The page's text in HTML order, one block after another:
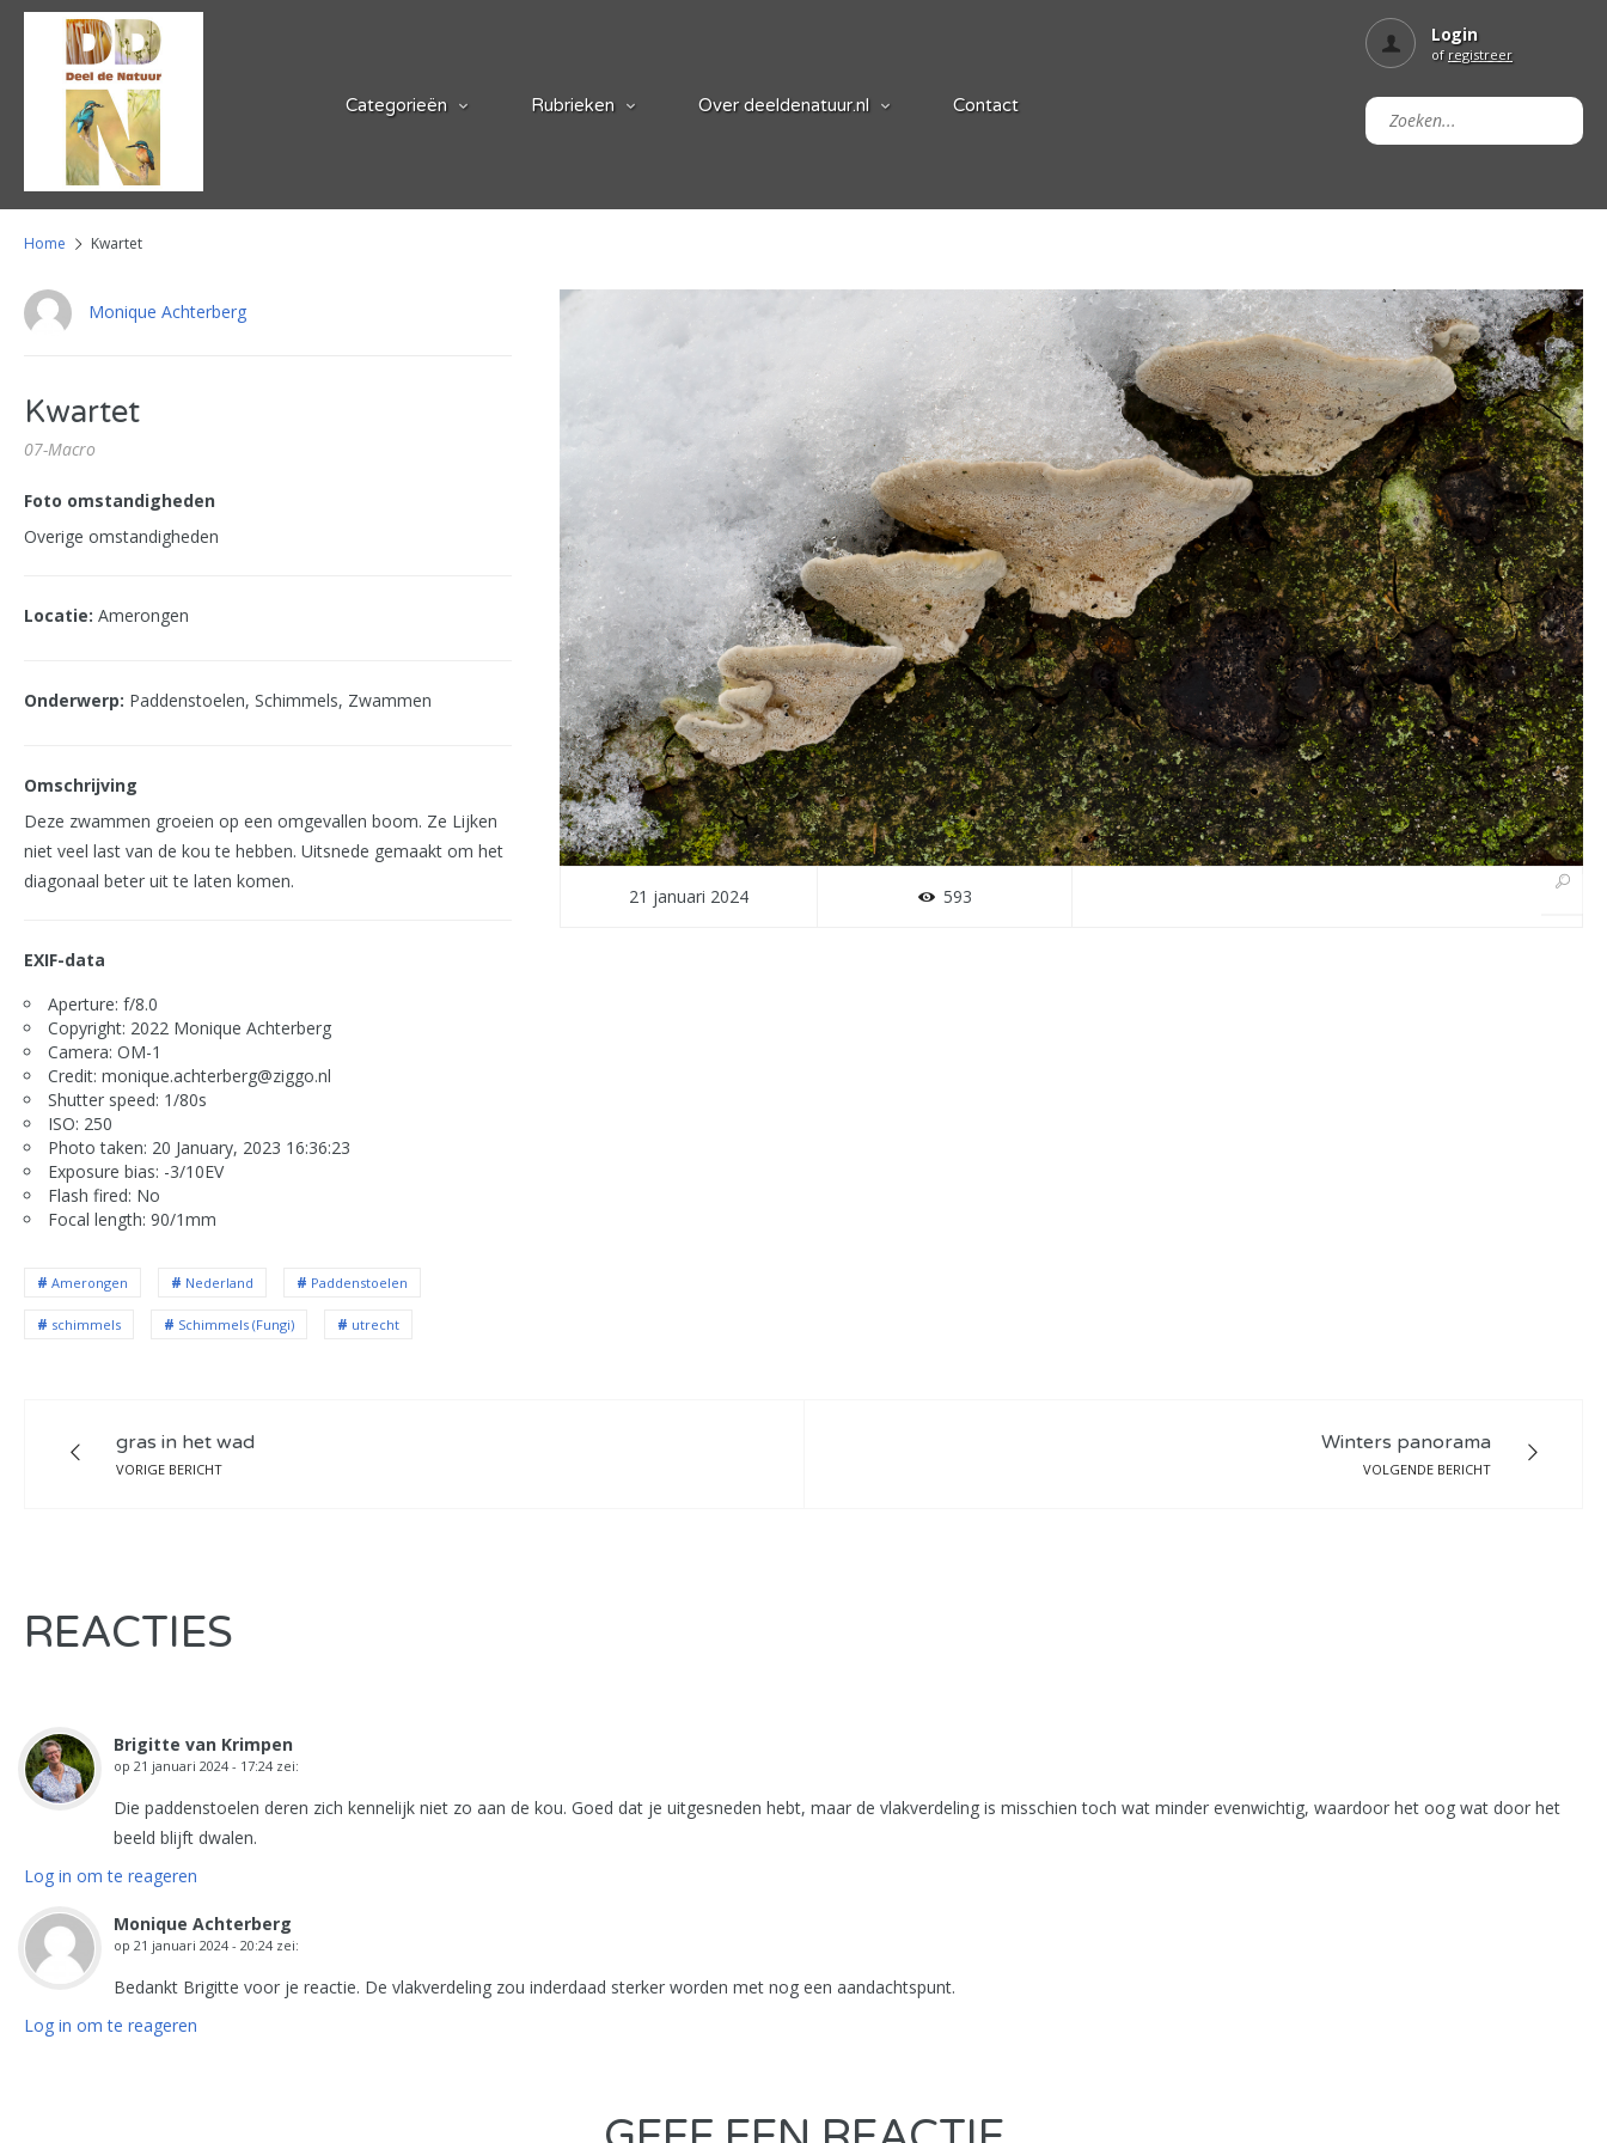
Categorieën Rubrieken Over deeldenatuur.nl Contact
Login
of registreer
Home Kwartet
Monique Achterberg
Kwartet
07-Macro
Foto omstandigheden
Overige omstandigheden
Locatie: Amerongen
Onderwerp: Paddenstoelen, Schimmels, Zwammen
Omschrijving
Deze zwammen groeien op een omgevallen boom. Ze Lijken
niet veel last van de kou te hebben. Uitsnede gemaakt om het
diagonaal beter uit te laten komen.
EXIF-data
Aperture: f/8.0
Copyright: 2022 Monique Achterberg
Camera: OM-1
Credit: monique.achterberg@ziggo.nl
Shutter speed: 1/80s
ISO: 250
Photo taken: 20 January, 2023 16:36:23
Exposure bias: -3/10EV
Flash fired: No
Focal length: 90/1mm
Amerongen Nederland Paddenstoelen
schimmels Schimmels (Fungi) utrecht
21 januari 2024 593
gras in het wad
VORIGE BERICHT
Winters panorama
VOLGENDE BERICHT
REACTIES
Brigitte van Krimpen
op 21 januari 2024 - 17:24 zei:
Die paddenstoelen deren zich kennelijk niet zo aan de kou. Goed dat je uitgesneden hebt, maar de vlakverdeling is misschien toch wat minder evenwichtig, waardoor het oog wat door het
beeld blijft dwalen.
Log in om te reageren
Monique Achterberg
op 21 januari 2024 - 20:24 zei:
Bedankt Brigitte voor je reactie. De vlakverdeling zou inderdaad sterker worden met nog een aandachtspunt.
Log in om te reageren